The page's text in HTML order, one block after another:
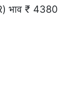
भाव ₹ 4380